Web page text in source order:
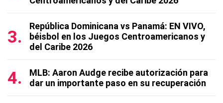
República Dominicana vs Panamá: EN VIVO,
béisbol en los Juegos Centroamericanos y
del Caribe 2026
MLB: Aaron Audge recibe autorización para
dar un importante paso en su recuperación